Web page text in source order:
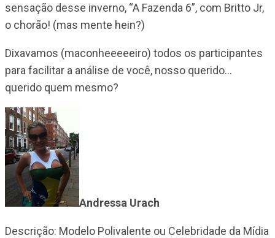
sensação desse inverno, “A Fazenda 6”, com Britto Jr,
o chorão! (mas mente hein?)
Dixavamos (maconheeeeeiro) todos os participantes
para facilitar a análise de você, nosso querido…
querido quem mesmo?
Andressa Urach
Descrição: Modelo Polivalente ou Celebridade da Mídia